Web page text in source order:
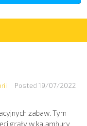
Kontakt
Posted 19/07/2022
zabaw. Tym
grały w kalambury